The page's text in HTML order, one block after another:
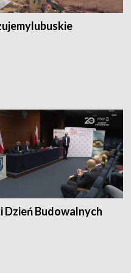
Dzień Budowalnych